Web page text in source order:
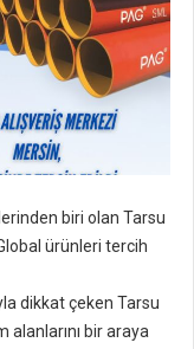
biri olan Tarsu
ürünleri tercih
dikkat çeken Tarsu
alanlarını bir araya